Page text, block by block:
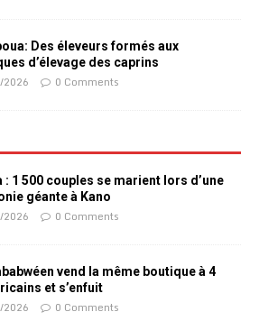
Des éleveurs formés aux
d’élevage des caprins
2026 0 Comments
: 1 500 couples se marient lors d’une
géante à Kano
2026 0 Comments
vend la même boutique à 4
et s’enfuit
2026 0 Comments